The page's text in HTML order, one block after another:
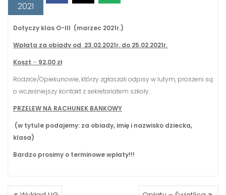
2021
Dotyczy klas O-III (marzec 2021r.)
Wpłata za obiady od 23.02.2021r. do 25.02.2021r.
Koszt – 92,00 zł
Rodzice/Opiekunowie, którzy zgłaszali odpisy w lutym, proszeni są
o wcześniejszy kontakt z sekretariatem szkoły.
PRZELEW NA RACHUNEK BANKOWY
(w tytule podajemy: za obiady, imię i nazwisko dziecka,
klasa)
Bardzo prosimy o terminowe wpłaty!!!
NAWIGACJA